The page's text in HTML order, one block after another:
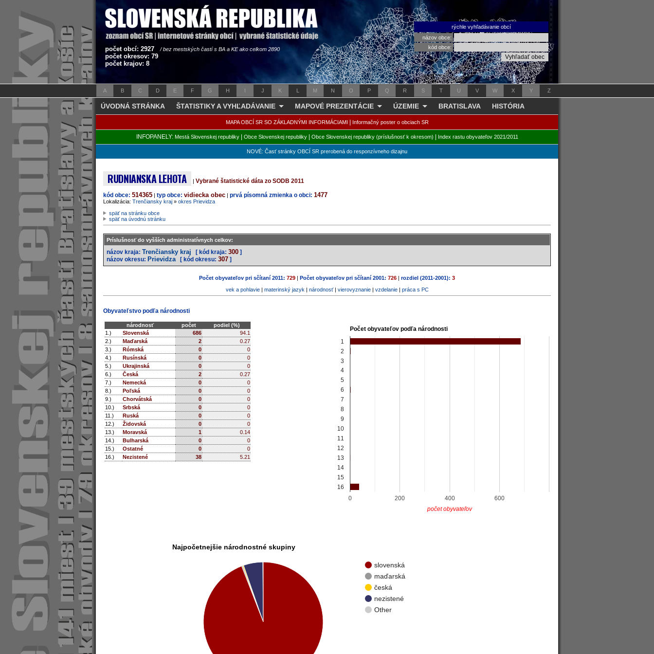
počet obcí: 2927 / bez mestských častí s BA a KE ako celkom 2890
počet okresov: 79
počet krajov: 8
rýchle vyhľadávanie obcí
názov obce:
kód obce:
A B C D E F G H I J K L M N O P Q R S T U V W X Y Z
ÚVODNÁ STRÁNKA ŠTATISTIKY A VYHĽADÁVANIE MAPOVÉ PREZENTÁCIE ÚZEMIE BRATISLAVA HISTÓRIA
MAPA OBCÍ SR SO ZÁKLADNÝMI INFORMÁCIAMI Informačný poster o obciach SR
INFOPANELY: Mestá Slovenskej republiky| Obce Slovenskej republiky| Obce Slovenskej republiky (príslušnosť k okresom) Index rastu obyvateľov 2021/2011
NOVÉ: Časť stránky OBCÍ SR prerobená do responzívneho dizajnu
RUDNIANSKA LEHOTA | Vybrané štatistické dáta zo SODB 2011
kód obce: 514365 | typ obce: vidiecka obec | prvá písomná zmienka o obci: 1477
Lokalizácia: Trenčiansky kraj » okres Prievidza
späť na stránku obce
späť na úvodnú stránku
Príslušnosť do vyšších administratívnych celkov:
názov kraja: Trenčiansky kraj [ kód kraja: 300 ]
názov okresu: Prievidza [ kód okresu: 307 ]
Počet obyvateľov pri sčítaní 2011: 729 | Počet obyvateľov pri sčítaní 2001: 726 | rozdiel (2011-2001): 3
vek a pohlavie| materinský jazyk | národnosť| vierovyznanie| vzdelanie| práca s PC
Obyvateľstvo podľa národnosti
národnosť počet
podiel (%)
1.)
Slovenská 686
94.1
2.)
Maďarská 2
0.27
3.)
Rómská 0
0
4.)
Rusínská 0
0
5.)
Ukrajinská 0
0
6.)
Česká 2
0.27
7.)
Nemecká 0
0
8.)
Poľská 0
0
9.)
Chorvátská 0
0
10.)
Srbská 0
0
11.)
Ruská 0
0
12.)
Židovská 0
0
13.)
Moravská 1
0.14
14.)
Bulharská 0
0
15.)
Ostatné 0
0
16.)
Nezistené 38 5.21
Počet obyvateľov podľa národnosti
0 200 400 600
1
2
3
4
5
6
7
8
9
10
11
12
13
14
15
16
počet obyvateľov
Najpočetnejšie národnostné skupiny
slovenská
maďarská
česká
nezistené
Other